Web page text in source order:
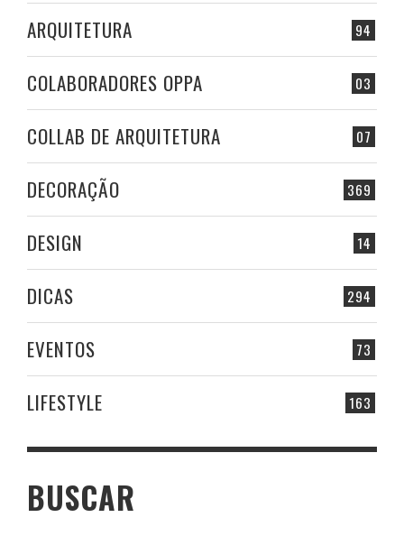
94
ARQUITETURA
03
COLABORADORES OPPA
07
COLLAB DE ARQUITETURA
369
DECORAÇÃO
14
DESIGN
294
DICAS
73
EVENTOS
163
LIFESTYLE
BUSCAR